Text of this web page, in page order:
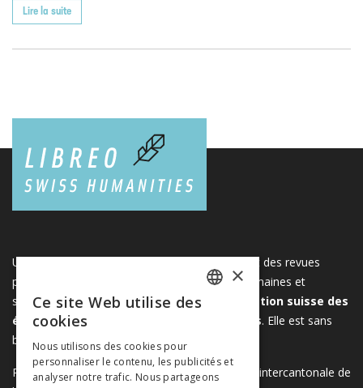
Lire la suite
Une plateforme unique regroupant des livres et des revues
publiés par les éditeurs suisses de sciences humaines et
sociales. Libreo.ch est la propriété de l'
Association suisse des
éditeurs de sciences sociales et humaines. Elle est sans
but lucratif.www.editeurssuisses.ch
Projet réalisé avec le soutien de la Conférence intercantonale de
ITALIAN
×
Ce site Web utilise des
cookies
Nous utilisons des cookies pour
personnaliser le contenu, les publicités et
analyser notre trafic. Nous partageons